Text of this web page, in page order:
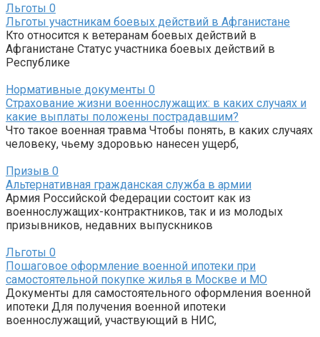
Льготы 0
Льготы участникам боевых действий в Афганистане
Кто относится к ветеранам боевых действий в
Афганистане Статус участника боевых действий в
Республике
Нормативные документы 0
Страхование жизни военнослужащих: в каких случаях и
какие выплаты положены пострадавшим?
Что такое военная травма Чтобы понять, в каких случаях
человеку, чьему здоровью нанесен ущерб,
Призыв 0
Альтернативная гражданская служба в армии
Армия Российской Федерации состоит как из
военнослужащих-контрактников, так и из молодых
призывников, недавних выпускников
Льготы 0
Пошаговое оформление военной ипотеки при
самостоятельной покупке жилья в Москве и МО
Документы для самостоятельного оформления военной
ипотеки Для получения военной ипотеки
военнослужащий, участвующий в НИС,